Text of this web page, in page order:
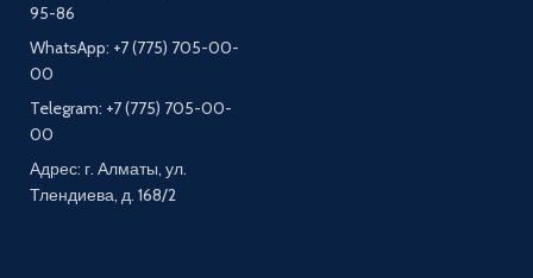
95-86
WhatsApp: +7 (775) 705-00-
00
Telegram: +7 (775) 705-00-
00
Адрес: г. Алматы, ул.
Тлендиева, д. 168/2